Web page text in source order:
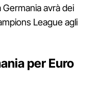
avrà dei
League agli
per Euro